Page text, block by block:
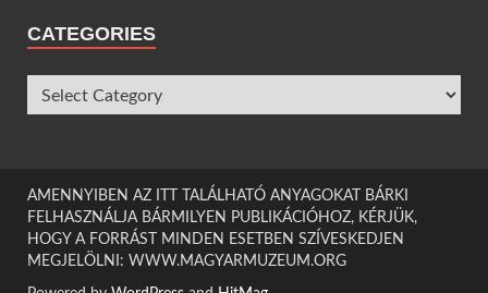
CATEGORIES
AMENNYIBEN AZ ITT TALÁLHATÓ ANYAGOKAT BÁRKI
FELHASZNÁLJA BÁRMILYEN PUBLIKÁCIÓHOZ, KÉRJÜK,
HOGY A FORRÁST MINDEN ESETBEN SZÍVESKEDJEN
MEGJELÖLNI: WWW.MAGYARMUZEUM.ORG